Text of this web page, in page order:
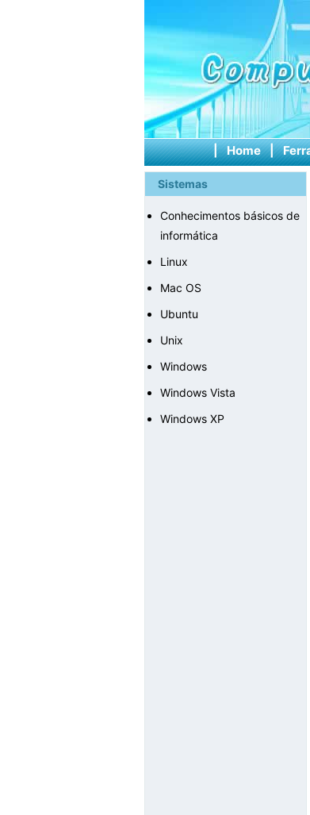
| Home |
Sistemas
Conhecimentos básicos de
informática
Linux
Mac OS
Ubuntu
Unix
Windows
Windows Vista
Windows XP